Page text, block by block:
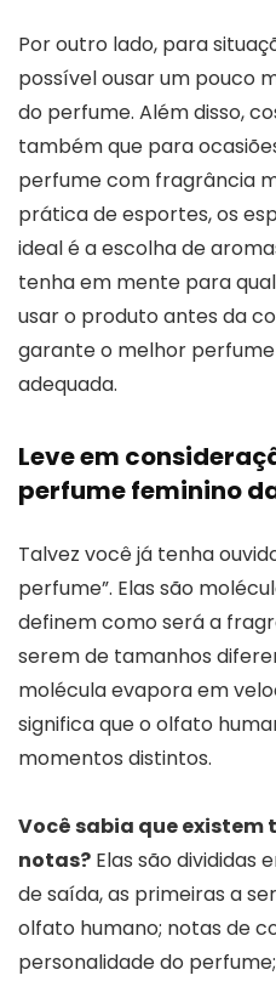
Por outro lado, para
possível ousar um pouco
do perfume. Além disso,
também que para
perfume com fragrância
prática de esportes, os
ideal é a escolha de
tenha em mente para
usar o produto antes da
garante o melhor
adequada.
Leve em
perfume feminino
Talvez você já tenha
perfume”. Elas são
definem como será a
serem de tamanhos
molécula evapora em
significa que o olfato
momentos distintos.
Você sabia que
notas? Elas são divididas
de saída, as primeiras a
olfato humano; notas de
personalidade do